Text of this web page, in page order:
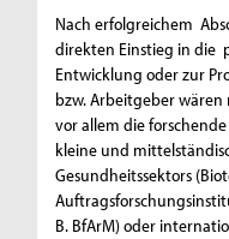
Nach erfolgreichem
direkten Einstieg in die
Entwicklung oder zur
bzw. Arbeitgeber
vor allem die
kleine und
Gesundheitssektors
B. BfArM) oder